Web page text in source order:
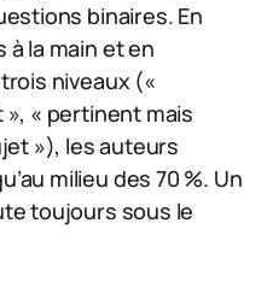
binaires. En
la main et en
niveaux («
« pertinent mais
»), les auteurs
milieu des 70 %. Un
toujours sous le